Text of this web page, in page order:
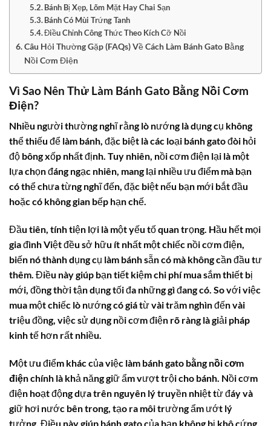
Bánh Bị Xẹp, Lõm Mặt Hay Chai Sạn
Bánh Có Mùi Trứng Tanh
Điều Chỉnh Công Thức Theo Kích Cỡ Nồi
Câu Hỏi Thường Gặp (FAQs) Về Cách Làm Bánh Gato Bằng
Nồi Cơm Điện
Vì Sao Nên Thử Làm Bánh Gato Bằng Nồi Cơm
Điện?
Nhiều người thường nghĩ rằng lò nướng là dụng cụ không
thể thiếu để làm bánh, đặc biệt là các loại bánh gato đòi hỏi
độ bông xốp nhất định. Tuy nhiên, nồi cơm điện lại là một
lựa chọn đáng ngạc nhiên, mang lại nhiều ưu điểm mà bạn
có thể chưa từng nghĩ đến, đặc biệt nếu bạn mới bắt đầu
hoặc có không gian bếp hạn chế.
Đầu tiên, tính tiện lợi là một yếu tố quan trọng. Hầu hết mọi
gia đình Việt đều sở hữu ít nhất một chiếc nồi cơm điện,
biến nó thành dụng cụ làm bánh sẵn có mà không cần đầu tư
thêm. Điều này giúp bạn tiết kiệm chi phí mua sắm thiết bị
mới, đồng thời tận dụng tối đa những gì đang có. So với việc
mua một chiếc lò nướng có giá từ vài trăm nghìn đến vài
triệu đồng, việc sử dụng nồi cơm điện rõ ràng là giải pháp
kinh tế hơn rất nhiều.
Một ưu điểm khác của việc làm bánh gato bằng nồi cơm
điệnchính là khả năng giữ ẩm vượt trội cho bánh. Nồi cơm
điện hoạt động dựa trên nguyên lý truyền nhiệt từ đáy và
giữ hơi nước bên trong, tạo ra môi trường ẩm ướt lý
tưởng. Điều này giúp bánh gato của bạn không bị khô cứng